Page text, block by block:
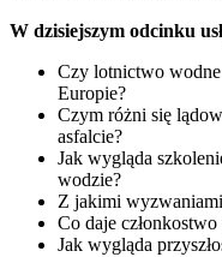
W dzisiejszym odcinku
Czy lotnictwo wodne
Europie?
Czym różni się
asfalcie?
Jak wygląda
wodzie?
Z jakimi
Co daje
Jak wygląda